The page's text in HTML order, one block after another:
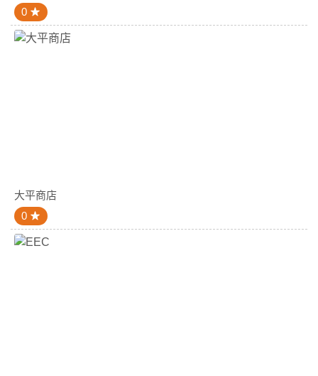
0
大平商店
0